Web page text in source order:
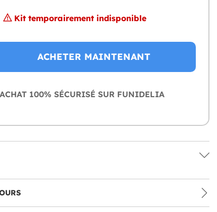
Kit temporairement indisponible
ACHETER MAINTENANT
ACHAT 100% SÉCURISÉ SUR FUNIDELIA